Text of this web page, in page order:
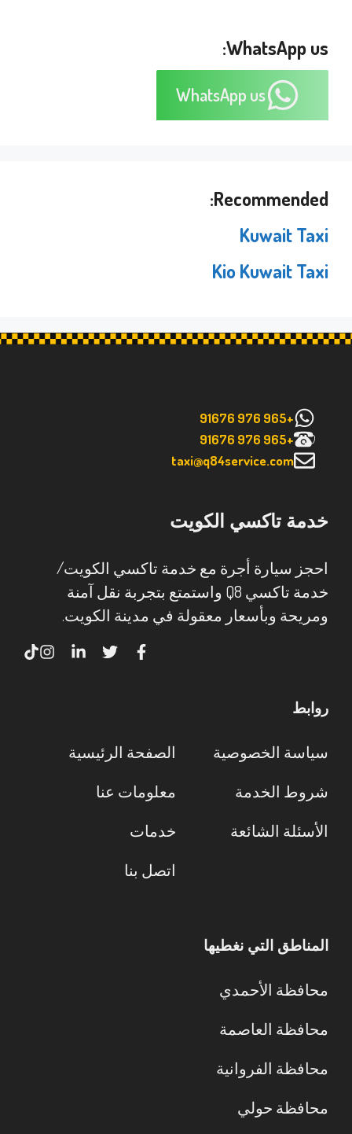
WhatsApp us:
WhatsApp us
Recommended:
Kuwait Taxi
Kio Kuwait Taxi
+965 976 91676
+965 976 91676
taxi@q84service.com
خدمة تاكسي الكويت
احجز سيارة أجرة مع خدمة تاكسي الكويت/
خدمة تاكسي Q8 واستمتع بتجربة نقل آمنة
ومريحة وبأسعار معقولة في مدينة الكويت.
روابط
سياسة الخصوصية
شروط الخدمة
الأسئلة الشائعة
الصفحة الرئيسية
معلومات عنا
خدمات
اتصل بنا
المناطق التي نغطيها
محافظة الأحمدي
محافظة العاصمة
محافظة الفروانية
محافظة حولي